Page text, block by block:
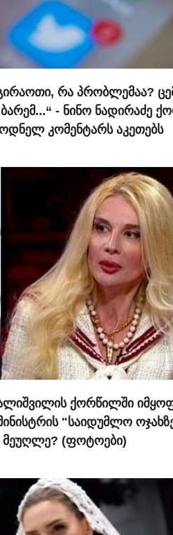
რა პრობლემაა?
- ნინო ნადირაძე
კომენტარს აკეთებს
ქორწილში
"საიდუმლო
მეუღლე? (ფოტოები)